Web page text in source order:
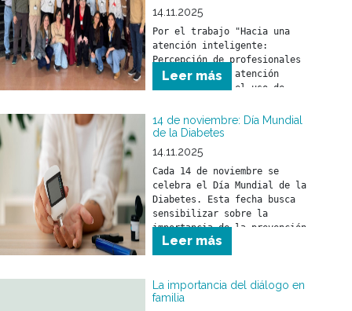
14.11.2025
Por el trabajo "Hacia una
atención inteligente:
Percepción de profesionales
de la salud en atención
primaria sobre el uso de
herramienta en la práctica
Leer más
14 de noviembre: Día Mundial
de la Diabetes
14.11.2025
Cada 14 de noviembre se
celebra el Día Mundial de la
Diabetes. Esta fecha busca
sensibilizar sobre la
importancia de la prevención,
detección precoz y el
tratamiento de la diabetes.
Leer más
La importancia del diálogo en
familia